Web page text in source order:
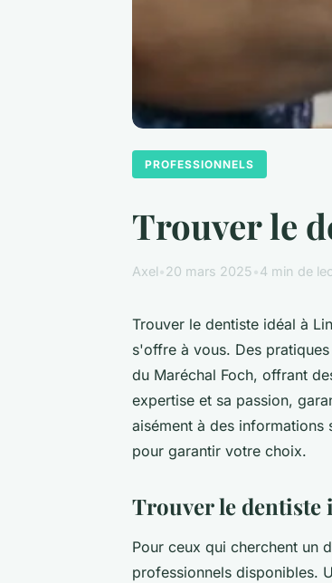
PROFESSIONNELS
Trouver le
Axel•20 mars 2025•4 min de
Trouver le dentiste idéal à
s'offre à vous. Des
du Maréchal Foch, offrant
expertise et sa passion,
aisément à des
pour garantir votre choix.
Trouver le dentiste
Pour ceux qui cherchent un
professionnels disponibles.